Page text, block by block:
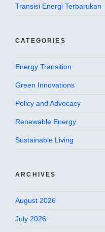
Transisi Energi Terbarukan
CATEGORIES
Energy Transition
Green Innovations
Policy and Advocacy
Renewable Energy
Sustainable Living
ARCHIVES
August 2026
July 2026